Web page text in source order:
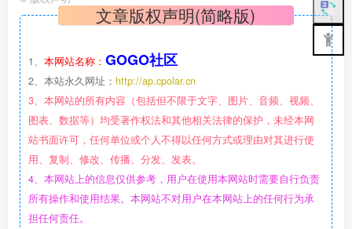
文章版权声明(简略版)
1、 本网站名称： GOGO社区
2、本站永久网址： http://ap.cpolar.cn
3、本网站的所有内容（包括但不限于文字、图片、音频、视频、
图表、数据等）均受著作权法和其他相关法律的保护，未经本网
站书面许可，任何单位或个人不得以任何方式或理由对其进行使
用、复制、修改、传播、分发、发表。
4、本网站上的信息仅供参考，用户在使用本网站时需要自行负责
所有操作和使用结果。本网站不对用户在本网站上的任何行为承
担任何责任。